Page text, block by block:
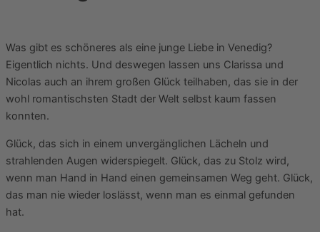
Was gibt es schöneres als eine junge Liebe in Venedig?
Eigentlich nichts. Und deswegen lassen uns Clarissa und
Nicolas auch an ihrem großen Glück teilhaben, das sie in der
wohl romantischsten Stadt der Welt selbst kaum fassen
konnten.
Glück, das sich in einem unvergänglichen Lächeln und
strahlenden Augen widerspiegelt. Glück, das zu Stolz wird,
wenn man Hand in Hand einen gemeinsamen Weg geht. Glück,
das man nie wieder loslässt, wenn man es einmal gefunden
hat.